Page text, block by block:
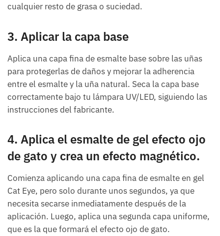
cualquier resto de grasa o suciedad.
3. Aplicar la capa base
Aplica una capa fina de esmalte base sobre las uñas
para protegerlas de daños y mejorar la adherencia
entre el esmalte y la uña natural. Seca la capa base
correctamente bajo tu lámpara UV/LED, siguiendo las
instrucciones del fabricante.
4. Aplica el esmalte de gel efecto ojo
de gato y crea un efecto magnético.
Comienza aplicando una capa fina de esmalte en gel
Cat Eye, pero solo durante unos segundos, ya que
necesita secarse inmediatamente después de la
aplicación. Luego, aplica una segunda capa uniforme,
que es la que formará el efecto ojo de gato.